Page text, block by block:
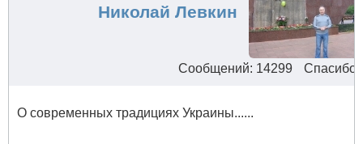
Николай Левкин
Сообщений: 14299 Спасибо
О современных традициях Украины......